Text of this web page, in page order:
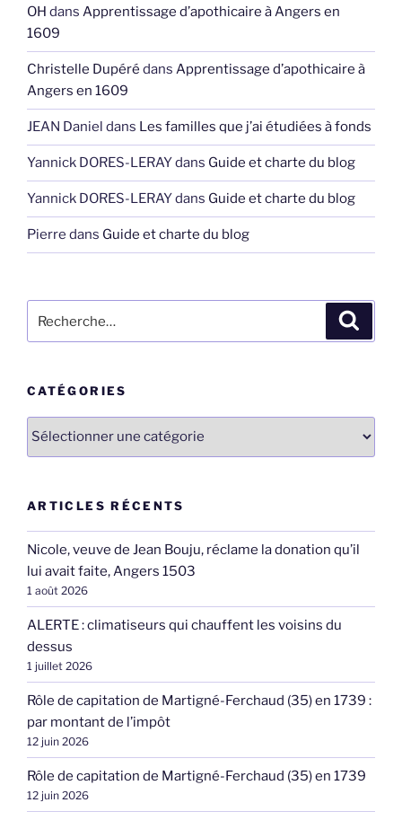
OH dans Apprentissage d’apothicaire à Angers en
1609
Christelle Dupéré dans Apprentissage d’apothicaire à
Angers en 1609
JEAN Daniel dans Les familles que j’ai étudiées à fonds
Yannick DORES-LERAYdans Guide et charte du blog
Yannick DORES-LERAYdans Guide et charte du blog
Pierre dans Guide et charte du blog
pour
CATÉGORIES
Catégories
ARTICLES RÉCENTS
Nicole, veuve de Jean Bouju, réclame la donation qu’il
lui avait faite, Angers 1503
1 août 2026
ALERTE : climatiseurs qui chauffent les voisins du
dessus
1 juillet 2026
Rôle de capitation de Martigné-Ferchaud (35) en 1739 :
par montant de l’impôt
12 juin 2026
Rôle de capitation de Martigné-Ferchaud (35) en 1739
12 juin 2026